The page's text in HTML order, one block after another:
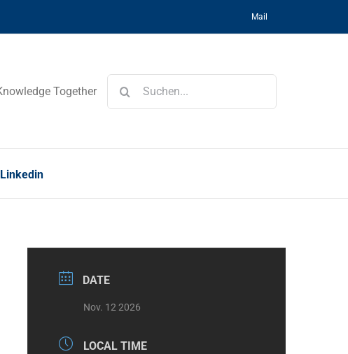
Mail
Together
nach:
Linkedin
DATE
Nov. 12 2026
LOCAL TIME